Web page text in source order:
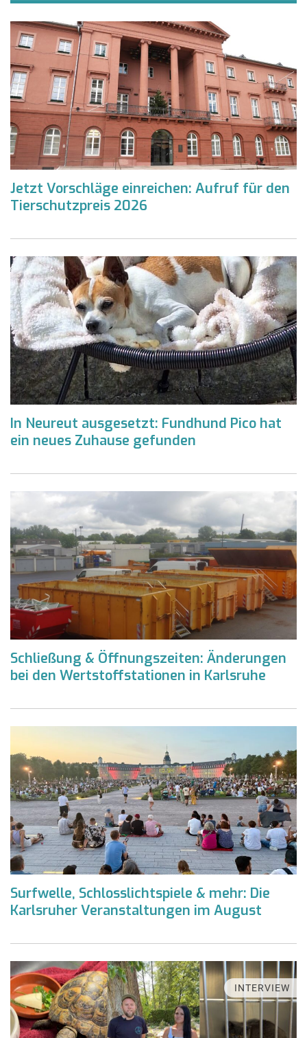
Jetzt Vorschläge einreichen: Aufruf für den
Tierschutzpreis 2026
In Neureut ausgesetzt: Fundhund Pico hat
ein neues Zuhause gefunden
Schließung & Öffnungszeiten: Änderungen
bei den Wertstoffstationen in Karlsruhe
Surfwelle, Schlosslichtspiele & mehr: Die
Karlsruher Veranstaltungen im August
INTERVIEW